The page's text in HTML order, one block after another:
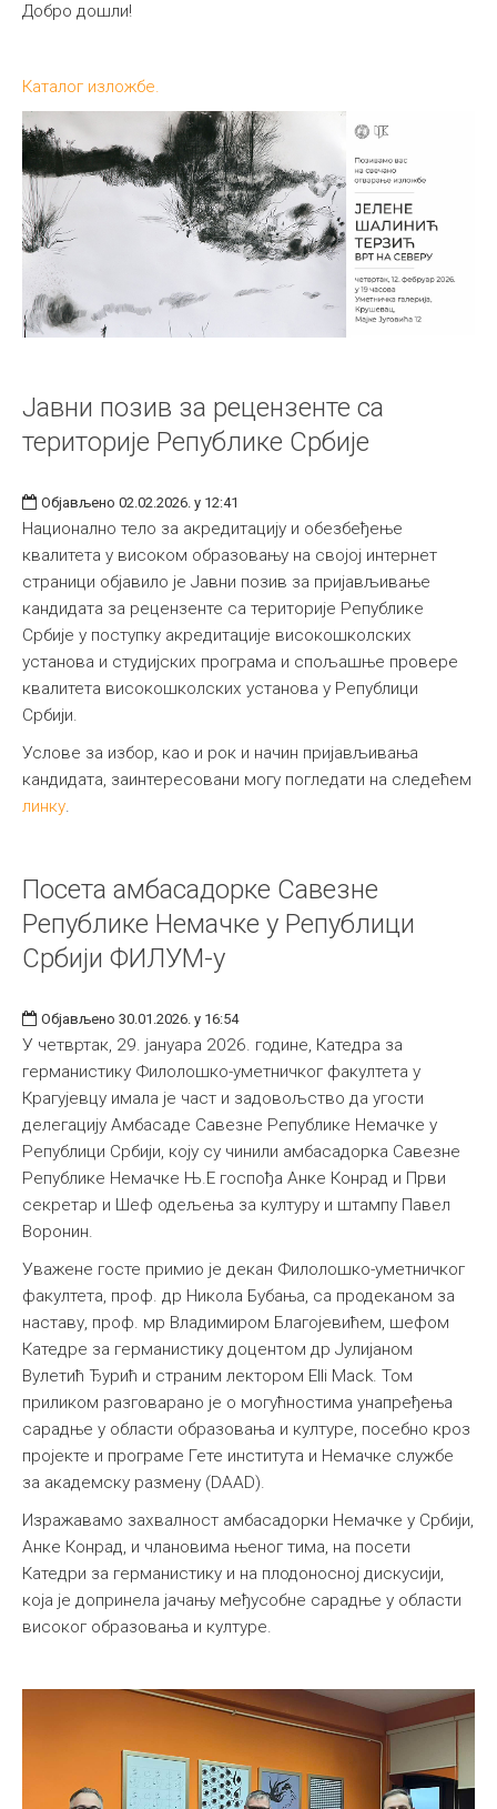
Добро дошли!
Каталог изложбе.
Јавни позив за рецензенте са
територије Републике Србије
Објављено 02.02.2026. у 12:41
Национално тело за акредитацију и обезбеђење
квалитета у високом образовању на својој интернет
страници објавило је Јавни позив за пријављивање
кандидата за рецензенте са територије Републике
Србије у поступку акредитације високошколских
установа и студијских програма и спољашње провере
квалитета високошколских установа у Републици
Србији.
Услове за избор, као и рок и начин пријављивања
кандидата, заинтересовани могу погледати на следећем
линку.
Посета амбасадорке Савезне
Републике Немачке у Републици
Србији ФИЛУМ-у
Објављено 30.01.2026. у 16:54
У четвртак, 29. јануара 2026. године, Катедра за
германистику Филолошко-уметничког факултета у
Крагујевцу имала је част и задовољство да угости
делегацију Амбасаде Савезне Републике Немачке у
Републици Србији, коју су чинили амбасадорка Савезне
Републике Немачке Њ.Е госпођа Анке Конрад и Први
секретар и Шеф одељења за културу и штампу Павел
Воронин.
Уважене госте примио је декан Филолошко-уметничког
факултета, проф. др Никола Бубања, са продеканом за
наставу, проф. мр Владимиром Благојевићем, шефом
Катедре за германистику доцентом др Јулијаном
Вулетић Ђурић и страним лектором Elli Mack. Том
приликом разговарано је о могућностима унапређења
сарадње у области образовања и културе, посебно кроз
пројекте и програме Гете института и Немачке службе
за академску размену (DAAD).
Изражавамо захвалност амбасадорки Немачке у Србији,
Анке Конрад, и члановима њеног тима, на посети
Катедри за германистику и на плодоносној дискусији,
која је допринела јачању међусобне сарадње у области
високог образовања и културе.